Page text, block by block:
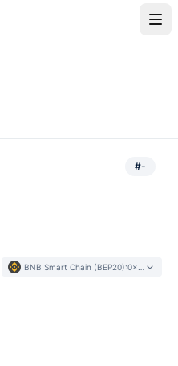
#-
BNB Smart Chain (BEP20):0x1D22...56F095